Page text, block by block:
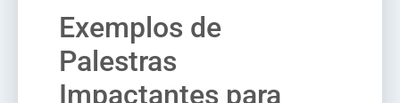
Exemplos de
Palestras
Impactantes para